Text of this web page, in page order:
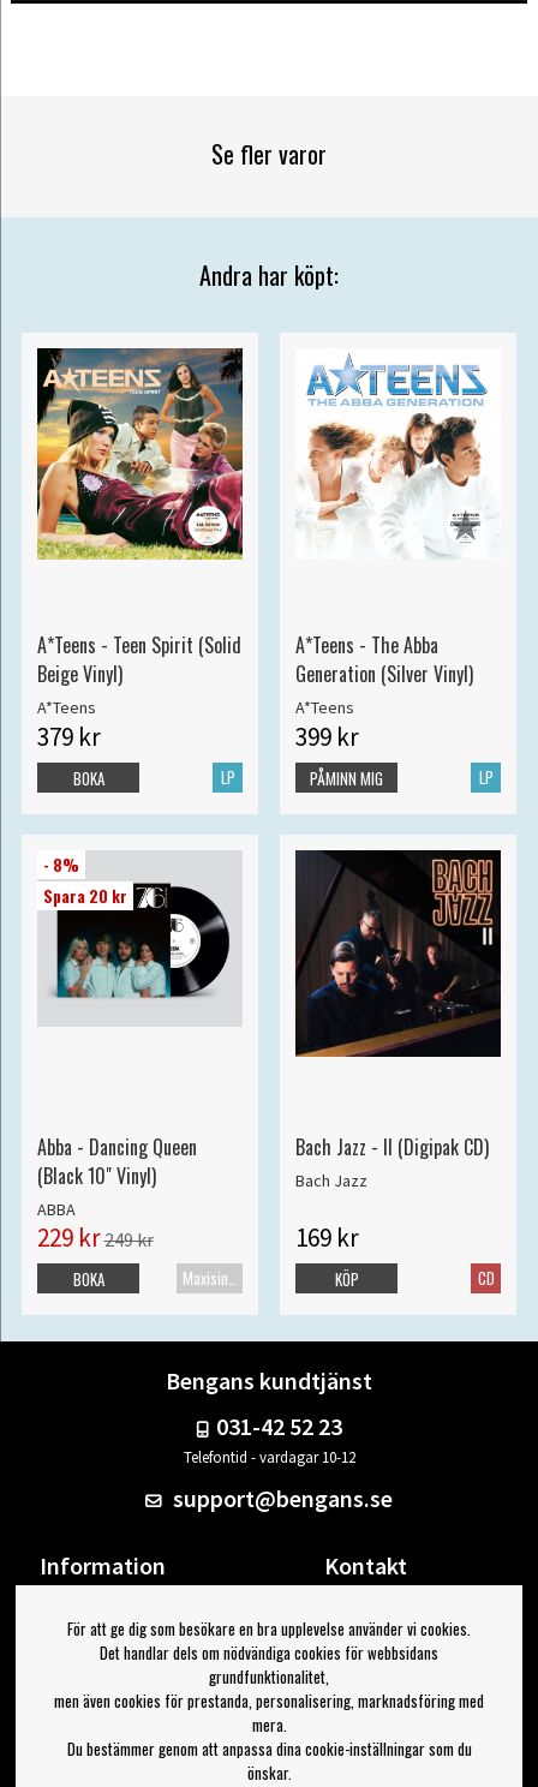
Se fler varor
Andra har köpt:
A*Teens - Teen Spirit (Solid
Beige Vinyl)
A*Teens
379 kr
LP
BOKA
A*Teens - The Abba
Generation (Silver Vinyl)
A*Teens
399 kr
LP
PÅMINN MIG
- 8%
Spara 20 kr
Abba - Dancing Queen
(Black 10" Vinyl)
ABBA
229 kr249 kr
Maxisingel
BOKA
Bach Jazz - II (Digipak CD)
Bach Jazz
169 kr
CD
KÖP
Bengans kundtjänst
031-42 52 23
Telefontid - vardagar 10-12
support@bengans.se
Information
Om Bengans
FAQ / Köp- & Leveransvillkor
Kontakt
Din sida
Logga ut
Jag vill ha tips från Bengans
För att ge dig som besökare en bra upplevelse använder vi cookies.
Det handlar dels om nödvändiga cookies för webbsidans
grundfunktionalitet,
men även cookies för prestanda, personalisering, marknadsföring med
mera.
Du bestämmer genom att anpassa dina cookie-inställningar som du
önskar.